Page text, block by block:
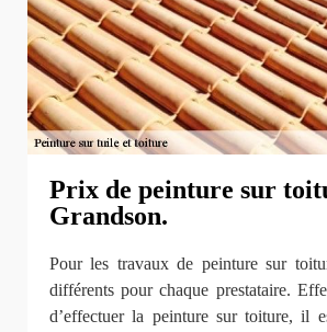
Prix de peinture sur
Grandson.
Pour les travaux de peinture sur
différents pour chaque prestataire.
d’effectuer la peinture sur toiture, il